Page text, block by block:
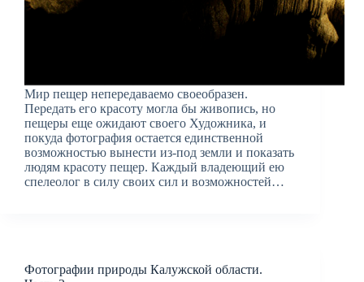
Мир пещер непередаваемо своеобразен.
Передать его красоту могла бы живопись, но
пещеры еще ожидают своего Художника, и
покуда фотография остается единственной
возможностью вынести из-под земли и показать
людям красоту пещер. Каждый владеющий ею
спелеолог в силу своих сил и возможностей…
Фотографии природы Калужской области.